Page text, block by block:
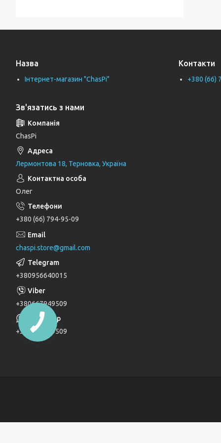
Труби каналізаційні
Унітази
Циркуляційні насоси
Генератори
Шлангові під'єднання та перемикаючі
вентилі
Тримачі, кронштейни та штанги для
душу
Лійки для душу
Душові комплекти
Трапи
Паяльники для пластикових труб
Дзеркала
Дитячі ліжечка
Кухонні модулі
Назва
Інтернет-магазин "ChasPi"
Контакти
+380 (66)
Зв'язатись з нами
ChasPi
Лермонтова 18, Терновка, Україна
Олег
+380 (66) 794-95-09
chaspi.store@gmail.com
+380956640015
+380667949509
+380667949509